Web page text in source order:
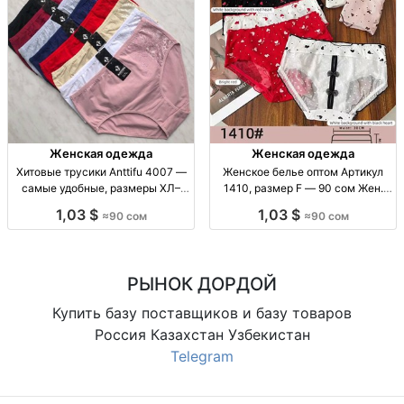
Женская одежда
Хитовые трусики Anttifu 4007 —
самые удобные, размеры ХЛ–
стайл, комфортная посадка; арт.
1,03 $ ≈90 сом
Женская одежда
Женское белье оптом Артикул
1410, размер F — 90 сом Жен.
Размер F. Упак.: 10 шт. Цена: 90
1,03 $ ≈90 сом
РЫНОК ДОРДОЙ
Купить базу поставщиков и базу товаров
Россия Казахстан Узбекистан
Telegram